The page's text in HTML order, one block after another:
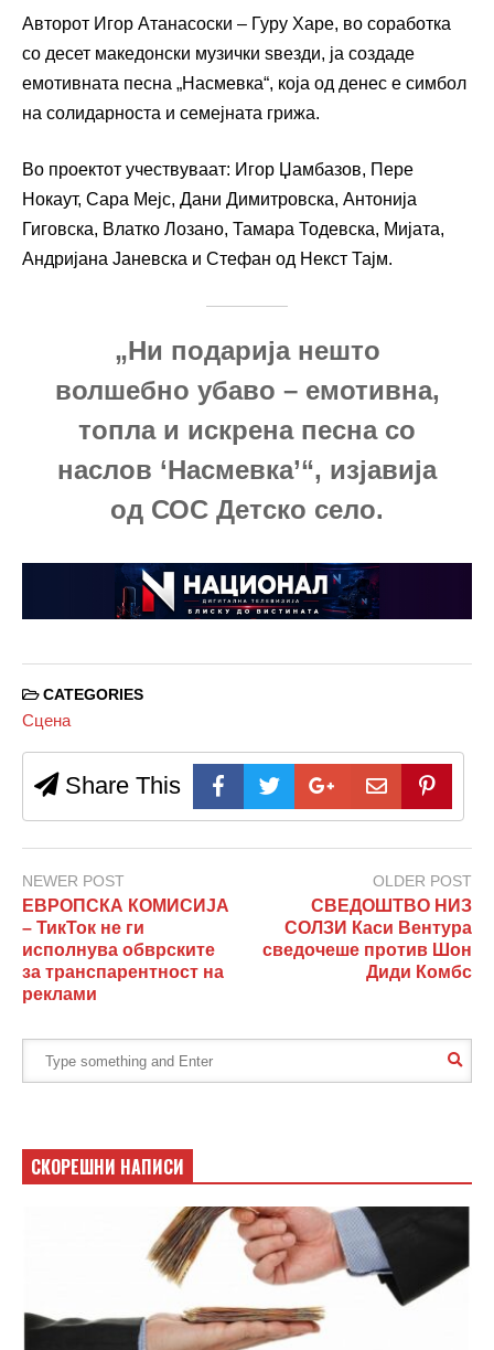
Авторот Игор Атанасоски – Гуру Харе, во соработка
со десет македонски музички ѕвезди, ја создаде
емотивната песна „Насмевка“, која од денес е симбол
на солидарноста и семејната грижа.
Во проектот учествуваат: Игор Џамбазов, Пере
Нокаут, Сара Мејс, Дани Димитровска, Антонија
Гиговска, Влатко Лозано, Тамара Тодевска, Мијата,
Андријана Јаневска и Стефан од Некст Тајм.
„Ни подарија нешто
волшебно убаво – емотивна,
топла и искрена песна со
наслов ‘Насмевка’“, изјавија
од СОС Детско село.
CATEGORIES
Сцена
Share This
NEWER POST
ЕВРОПСКА КОМИСИЈА
– ТикТок не ги
исполнува обврските
за транспарентност на
реклами
OLDER POST
СВЕДОШТВО НИЗ
СОЛЗИ Каси Вентура
сведочеше против Шон
Диди Комбс
СКОРЕШНИ НАПИСИ